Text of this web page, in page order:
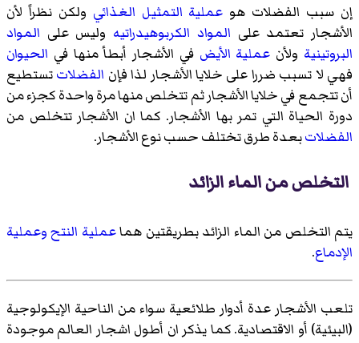
إن سبب الفضلات هو عملية التمثيل الغذائي ولكن نظراً لأن
الأشجار تعتمد على المواد الكربوهيدراتيه وليس على المواد
البروتينية ولأن عملية الأيض في الأشجار أبطأ منها في الحيوان
فهي لا تسبب ضررا على خلايا الأشجار لذا فإن الفضلاتتستطيع
أن تتجمع في خلايا الأشجار ثم تتخلص منها مرة واحدة كجزء من
دورة الحياة التي تمر بها الأشجار. كما ان الأشجار تتخلص من
الفضلاتبعدة طرق تختلف حسب نوع الأشجار.
التخلص من الماء الزائد
يتم التخلص من الماء الزائد بطريقتين هماعملية النتح وعملية
الإدماع.
تلعب الأشجار عدة أدوار طلائعية سواء من الناحية الإيكولوجية
(البيئية) أو الاقتصادية. كما يذكر ان أطول اشجار العالم موجودة